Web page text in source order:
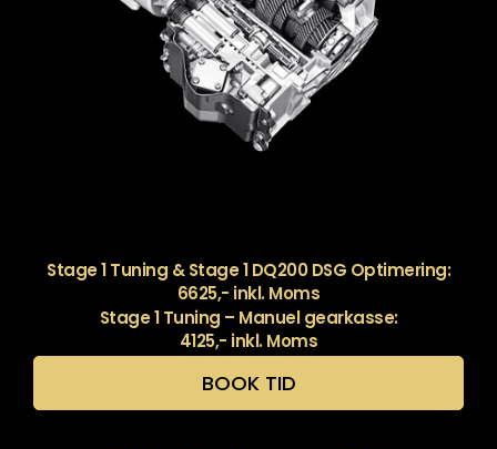
Stage 1 Tuning & Stage 1 DQ200 DSG Optimering:
6625,- inkl. Moms
Stage 1 Tuning – Manuel gearkasse:
4125,- inkl. Moms
BOOK TID